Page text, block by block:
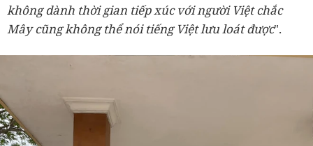
không dành thời gian tiếp xúc với người Việt chắc
Mây cũng không thể nói tiếng Việt lưu loát được".